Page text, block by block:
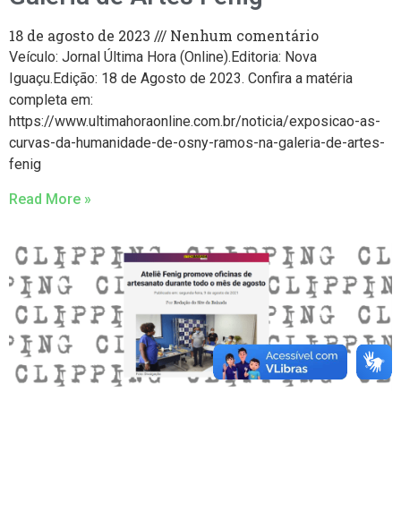
18 de agosto de 2023 Nenhum comentário
Veículo: Jornal Última Hora (Online).Editoria: Nova
Iguaçu.Edição: 18 de Agosto de 2023. Confira a matéria
completa em:
https://www.ultimahoraonline.com.br/noticia/exposicao-as-
curvas-da-humanidade-de-osny-ramos-na-galeria-de-artes-
fenig
Read More »